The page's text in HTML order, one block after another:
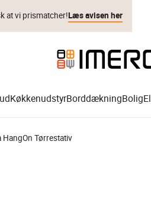
at vi prismatcher!Læs avisen her
KøkkenudstyrBorddækningBoligEl
HangOn Tørrestativ